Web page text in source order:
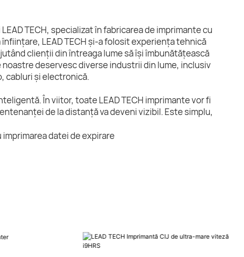
TECH, specializat în fabricarea de imprimante cu
LEAD TECH și-a folosit experiența tehnică
clienții din întreaga lume să își îmbunătățească
deservesc diverse industrii din lume, inclusiv
cabluri și electronică.
În viitor, toate LEAD TECH imprimante vor fi
de la distanță va deveni vizibil. Este simplu,